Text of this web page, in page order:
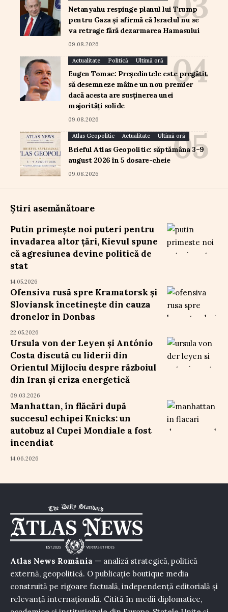
Netanyahu respinge planul lui Trump
pentru Gaza și afirmă că Israelul nu se
va retrage fără dezarmarea Hamasului
09.08.2026
Actualitate Politică Ultimă oră
Eugen Tomac: Președintele este pregătit
să desemneze mâine un nou premier
dacă acesta are susținerea unei
majorități solide
09.08.2026
Atlas Geopolitic Actualitate Ultimă oră
Brieful Atlas Geopolitic: săptămâna 3–9
august 2026 în 5 dosare-cheie
09.08.2026
Știri asemănătoare
Putin primește noi puteri pentru
invadarea altor țări, Kievul spune
că agresiunea devine politică de
stat
14.05.2026
Ofensiva rusă spre Kramatorsk și
Sloviansk încetinește din cauza
dronelor în Donbas
22.05.2026
Ursula von der Leyen și António
Costa discută cu liderii din
Orientul Mijlociu despre războiul
din Iran și criza energetică
09.03.2026
Manhattan, în flăcări după
succesul echipei Knicks: un
autobuz al Cupei Mondiale a fost
incendiat
14.06.2026
Atlas News România — analiză strategică, politică
externă, geopolitică. O publicație boutique media
construită pe rigoare factuală, independență editorială și
relevanță internațională. Citită în medii diplomatice,